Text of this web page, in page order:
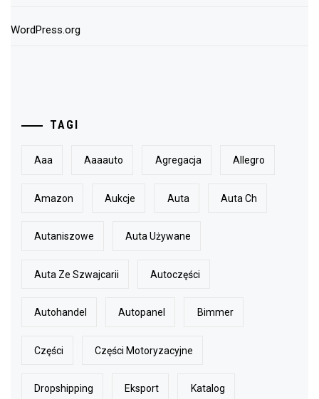
WordPress.org
TAGI
Aaa Aaaauto Agregacja Allegro
Amazon Aukcje Auta Auta Ch
Autaniszowe Auta Używane
Auta Ze Szwajcarii Autoczęści
Autohandel Autopanel Bimmer
Części Części Motoryzacyjne
Dropshipping Eksport Katalog